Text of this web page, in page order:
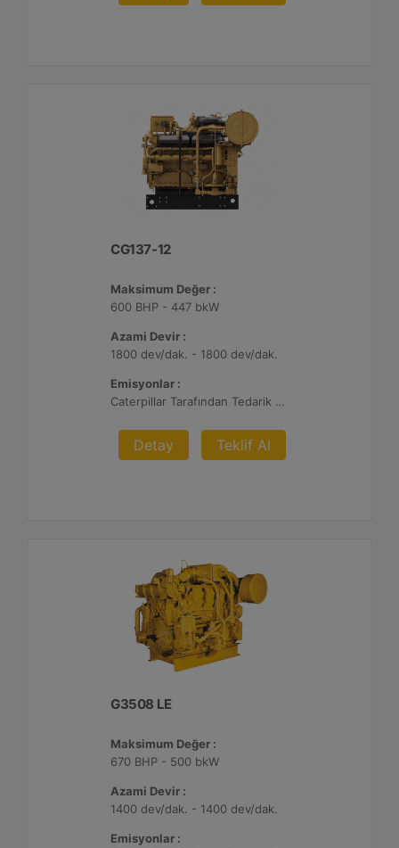
CG137-12
Maksimum Değer :
600 BHP - 447 bkW
Azami Devir :
1800 dev/dak. - 1800 dev/dak.
Emisyonlar :
Caterpillar Tarafından Tedarik Edilen AFRC ve Müşteri Tarafından Sağlanan Atık Arıtma ile NSPS Saha Uyumluluğuna Sahiptir, %0,5 O2 Ayar Noktası
Detay Teklif Al
G3508 LE
Maksimum Değer :
670 BHP - 500 bkW
Azami Devir :
1400 dev/dak. - 1400 dev/dak.
Emisyonlar :